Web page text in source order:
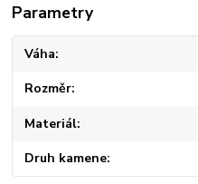
Parametry
Váha
Rozměr
Materiál
Druh kamene